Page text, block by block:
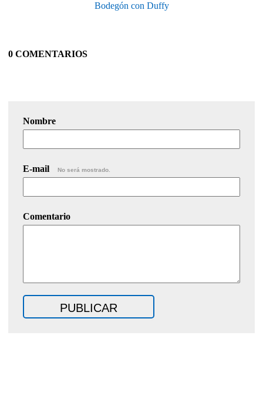
Bodegón con Duffy
0 COMENTARIOS
Nombre
E-mail No será mostrado.
Comentario